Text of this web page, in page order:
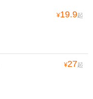
¥19.9起
¥27起